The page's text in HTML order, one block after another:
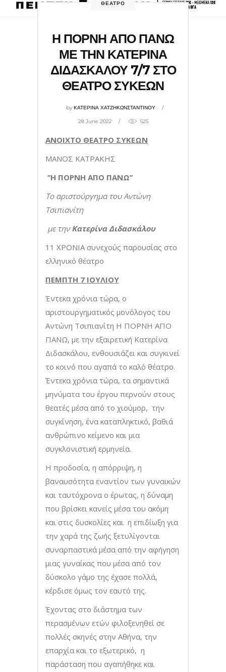
ΘΕΑΤΡΟ
Η ΠΟΡΝΗ ΑΠΟ ΠΑΝΩ
ΜΕ ΤΗΝ ΚΑΤΕΡΙΝΑ
ΔΙΔΑΣΚΑΛΟΥ 7/7 ΣΤΟ
ΘΕΑΤΡΟ ΣΥΚΕΩΝ
byΚΑΤΕΡΙΝΑ ΧΑΤΖΗΚΩΝΣΤΑΝΤΙΝΟΥ
28 June 2022 525
ΑΝΟΙΧΤΟ ΘΕΑΤΡΟ ΣΥΚΕΩΝ
ΜΑΝΟΣ ΚΑΤΡΑΚΗΣ
‘’Η ΠΟΡΝΗ ΑΠΟ ΠΑΝΩ’’
Το αριστούργημα του Αντώνη
Τσιπιανίτη
με τηνΚατερίνα Διδασκάλου
11 ΧΡΟΝΙΑ συνεχούς παρουσίας στο
ελληνικό θέατρο
ΠΕΜΠΤΗ 7 ΙΟΥΛΙΟΥ
Έντεκα χρόνια τώρα, ο
αριστουργηματικός μονόλογος του
Αντώνη Τσιπιανίτη Η ΠΟΡΝΗ ΑΠΟ
ΠΑΝΩ, με την εξαιρετική Κατερίνα
Διδασκάλου, ενθουσιάζει και συγκινεί
το κοινό που αγαπά το καλό θέατρο.
Έντεκα χρόνια τώρα, τα σημαντικά
μηνύματα του έργου περνούν στους
θεατές μέσα από το χιούμορ, την
συγκίνηση, ένα καταπληκτικό, βαθιά
ανθρώπινο κείμενο και μια
συγκλονιστική ερμηνεία.
Η προδοσία, η απόρριψη, η
βαναυσότητα εναντίον των γυναικών
και ταυτόχρονα ο έρωτας, η δύναμη
που βρίσκει κανείς μέσα του ακόμη
και στις δυσκολίες και η επιδίωξη για
την χαρά της ζωής ξετυλίγονται
συναρπαστικά μέσα από την αφήγηση
μιας γυναίκας που μέσα από τον
δύσκολο γάμο της έχασε πολλά,
κέρδισε όμως τον εαυτό της.
Έχοντας στο διάστημα των
περασμένων ετών φιλοξενηθεί σε
πολλές σκηνές στην Αθήνα, την
επαρχία και το εξωτερικό, η
παράσταση που αγαπήθηκε και